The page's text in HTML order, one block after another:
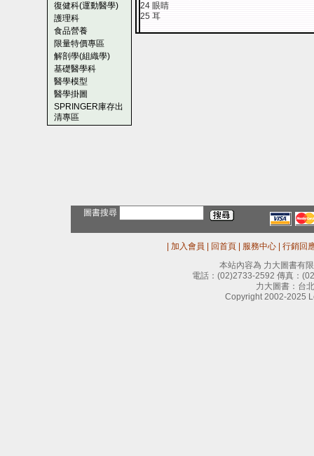
復健科(運動醫學)
護理科
食品營養
限量特價專區
解剖學(組織學)
基礎醫學科
醫學模型
醫學掛圖
SPRINGER庫存出
清專區
24 眼睛
25 耳
圖書搜尋
加入會員 回首頁 服務中心
行銷回
本站內容為 力大圖書有
電話： (02)2733-2592 傳真：
力大圖書：台
Copyright 2002-2025